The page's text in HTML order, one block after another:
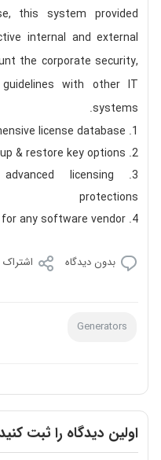
this system provided
internal and external
the corporate security,
with other IT
systems.
license database
& restore key options
licensing
protections
any software vendor
بدون دیدگاه
Generators
اولین دیدگاه را ثبت